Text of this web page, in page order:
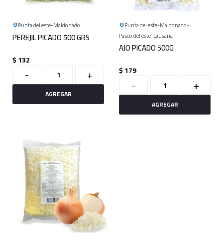
Punta del este Maldonado
PEREJIL PICADO 500 GRS
$132
- +
Punta del este Maldonado
Paseo del este Lausana
AJO PICADO 500G
$179
- +